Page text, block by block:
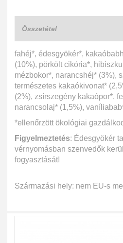
Összetétel
fahéj*, édesgyökér*,
(10%), pörkölt cikória*,
mézbokor*, narancshéj* (3%),
természetes kakaókivonat*
(2%), zsírszegény kakaópor*,
narancsolaj* (1,5%),
*ellenőrzött ökológiai
Figyelmeztetés: Édesgyökér
vérnyomásban szenvedők
fogyasztását!
Származási hely: nem EU-s